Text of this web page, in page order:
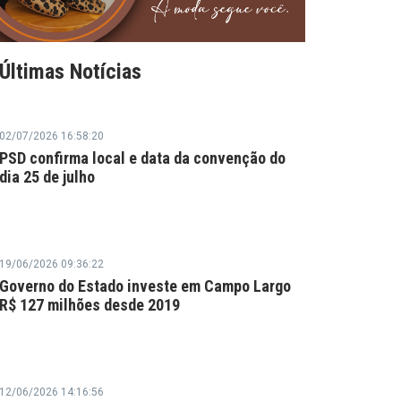
Últimas Notícias
02/07/2026 16:58:20
PSD confirma local e data da convenção do
dia 25 de julho
19/06/2026 09:36:22
Governo do Estado investe em Campo Largo
R$ 127 milhões desde 2019
12/06/2026 14:16:56